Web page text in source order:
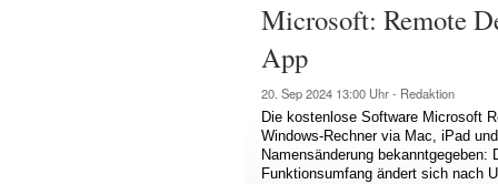
Microsoft: Remote
App
20. Sep 2024 13:00 Uhr - Redaktion
Die kostenlose Software Microsoft
Windows-Rechner via Mac, iPad
Namensänderung
Funktionsumfang ändert sich nach